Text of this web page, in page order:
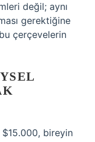
değil; aynı
gerektiğine
çerçevelerin
$15.000, bireyin